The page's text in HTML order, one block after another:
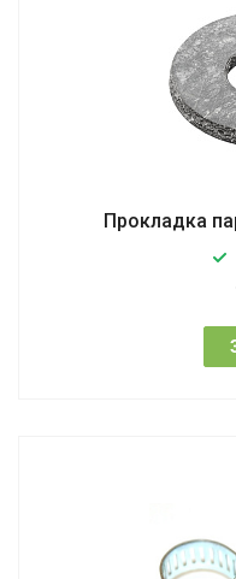
Прокладка